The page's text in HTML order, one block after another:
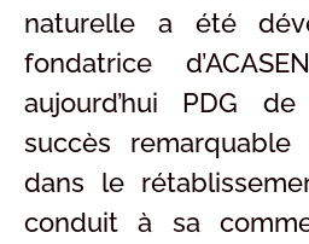
naturelle a été
fondatrice
aujourd’hui PDG
succès
dans le
conduit à sa